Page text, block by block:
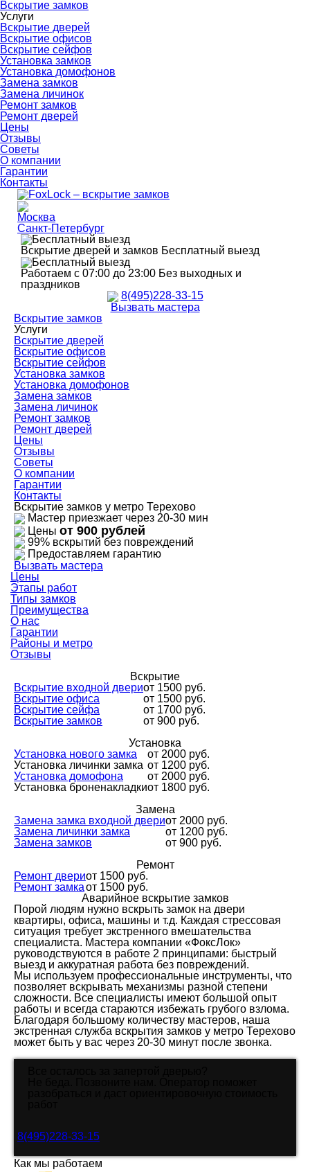
Вскрытие замков
Услуги
Вскрытие дверей
Вскрытие офисов
Вскрытие сейфов
Установка замков
Установка домофонов
Замена замков
Замена личинок
Ремонт замков
Ремонт дверей
Цены
Отзывы
Советы
О компании
Гарантии
Контакты
Москва
Санкт-Петербург
Вскрытие дверей и замков Бесплатный выезд
Работаем с 07:00 до 23:00 Без выходных и
праздников
8(495)228-33-15
Вызвать мастера
Вскрытие замков
Услуги
Вскрытие дверей
Вскрытие офисов
Вскрытие сейфов
Установка замков
Установка домофонов
Замена замков
Замена личинок
Ремонт замков
Ремонт дверей
Цены
Отзывы
Советы
О компании
Гарантии
Контакты
Вскрытие замков у метро Терехово
Мастер приезжает через 20-30 мин
Цены от 900 рублей
99% вскрытий без повреждений
Предоставляем гарантию
Вызвать мастера
Цены
Этапы работ
Типы замков
Преимущества
О нас
Гарантии
Районы и метро
Отзывы
Вскрытие
Вскрытие входной двериот 1500 руб.
Вскрытие офиса
от 1500 руб.
Вскрытие сейфа
от 1700 руб.
Вскрытие замков
от 900 руб.
Установка
Установка нового замка
от 2000 руб.
Установка личинки замка от 1200 руб.
Установка домофона
от 2000 руб.
Установка броненакладкиот 1800 руб.
Замена
Замена замка входной двериот 2000 руб.
Замена личинки замка
от 1200 руб.
Замена замков
от 900 руб.
Ремонт
Ремонт двериот 1500 руб.
Ремонт замкаот 1500 руб.
Аварийное вскрытие замков
Порой людям нужно вскрыть замок на двери
квартиры, офиса, машины и т.д. Каждая стрессовая
ситуация требует экстренного вмешательства
специалиста. Мастера компании «ФоксЛок»
руководствуются в работе 2 принципами: быстрый
выезд и аккуратная работа без повреждений.
Мы используем профессиональные инструменты, что
позволяет вскрывать механизмы разной степени
сложности. Все специалисты имеют большой опыт
работы и всегда стараются избежать грубого взлома.
Благодаря большому количеству мастеров, наша
экстренная служба вскрытия замков у метро Терехово
может быть у вас через 20-30 минут после звонка.
8(495)228-33-15
Как мы работаем